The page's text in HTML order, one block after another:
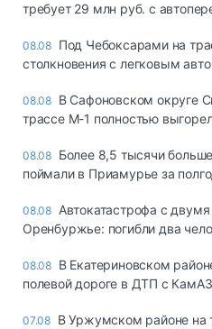
требует 29 млн руб. с
08.08 Под Чебоксарами на
столкновения с легковым
08.08 В Сафоновском округе
трассе М-1 полностью
08.08 Более 8,5 тысячи
поймали в Приамурье за
08.08 Автокатастрофа с
Оренбуржье: погибли два
08.08 В Екатериновском
полевой дороге в ДТП с
07.08 В Уржумском районе